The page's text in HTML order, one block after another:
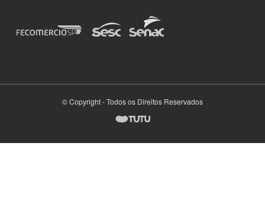
© Copyright - Todos os Direitos Reservados